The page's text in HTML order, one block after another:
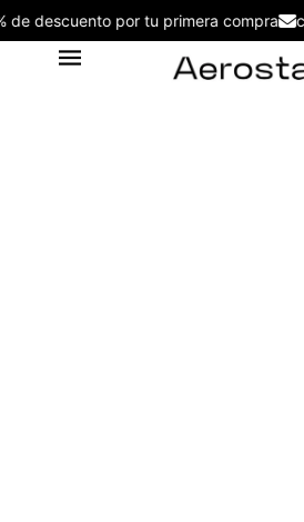
5% de descuento por tu primera compra